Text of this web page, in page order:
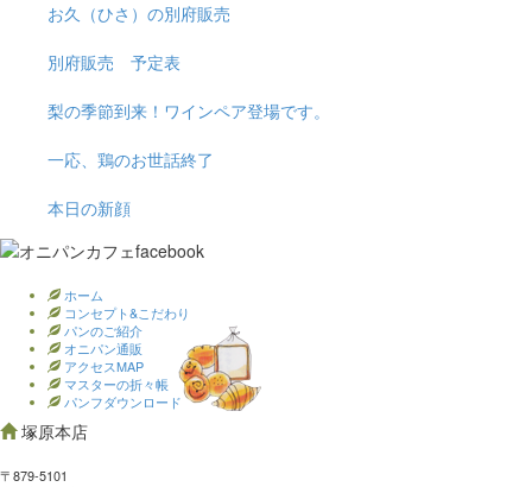
お久（ひさ）の別府販売
別府販売 予定表
梨の季節到来！ワインペア登場です。
一応、鶏のお世話終了
本日の新顔
ホーム
コンセプト&こだわり
パンのご紹介
オニパン通販
アクセスMAP
マスターの折々帳
パンフダウンロード
塚原本店
〒879-5101